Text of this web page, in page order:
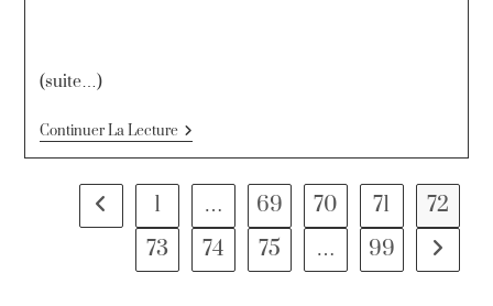
(suite…)
Continuer La Lecture
1 … 69 70 71
72
73
74 75 … 99